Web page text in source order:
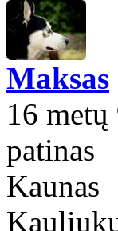
Maksas
16 metų
patinas
Kaunas